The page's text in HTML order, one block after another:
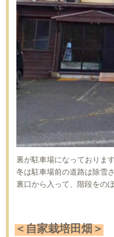
裏が駐車場になっておりま
冬は駐車場前の道路は除雪
裏口から入って、階段をの
＜自家栽培田畑＞